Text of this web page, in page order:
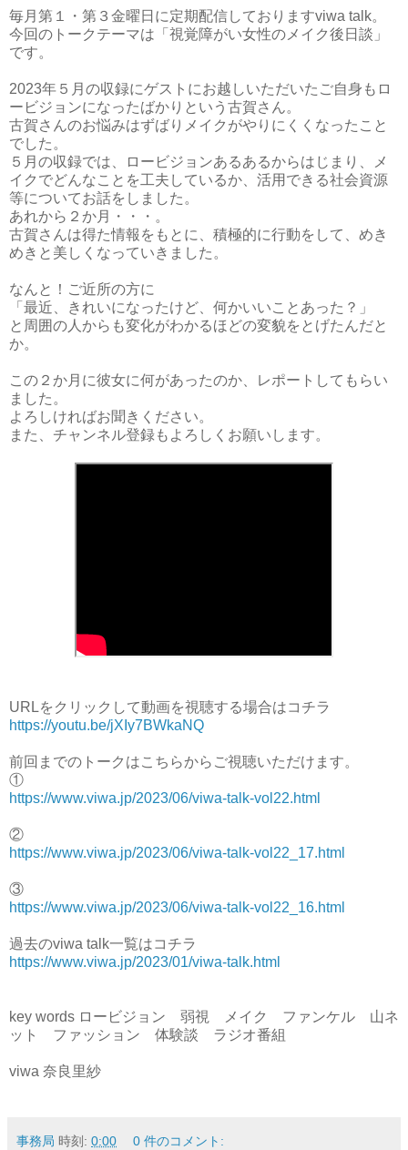
毎月第１・第３金曜日に定期配信しておりますviwa talk。
今回のトークテーマは「視覚障がい女性のメイク後日談」
です。
2023年５月の収録にゲストにお越しいただいたご自身もロ
ービジョンになったばかりという古賀さん。
古賀さんのお悩みはずばりメイクがやりにくくなったこと
でした。
５月の収録では、ロービジョンあるあるからはじまり、メ
イクでどんなことを工夫しているか、活用できる社会資源
等についてお話をしました。
あれから２か月・・・。
古賀さんは得た情報をもとに、積極的に行動をして、めき
めきと美しくなっていきました。
なんと！ご近所の方に
「最近、きれいになったけど、何かいいことあった？」
と周囲の人からも変化がわかるほどの変貌をとげたんだと
か。
この２か月に彼女に何があったのか、レポートしてもらい
ました。
よろしければお聞きください。
また、チャンネル登録もよろしくお願いします。
URLをクリックして動画を視聴する場合はコチラ
https://youtu.be/jXIy7BWkaNQ
前回までのトークはこちらからご視聴いただけます。
①
https://www.viwa.jp/2023/06/viwa-talk-vol22.html
②
https://www.viwa.jp/2023/06/viwa-talk-vol22_17.html
③
https://www.viwa.jp/2023/06/viwa-talk-vol22_16.html
過去のviwa talk一覧はコチラ
https://www.viwa.jp/2023/01/viwa-talk.html
key words ロービジョン 弱視 メイク ファンケル 山ネ
ット ファッション 体験談 ラジオ番組
viwa 奈良里紗
事務局 時刻: 0:00 0 件のコメント: